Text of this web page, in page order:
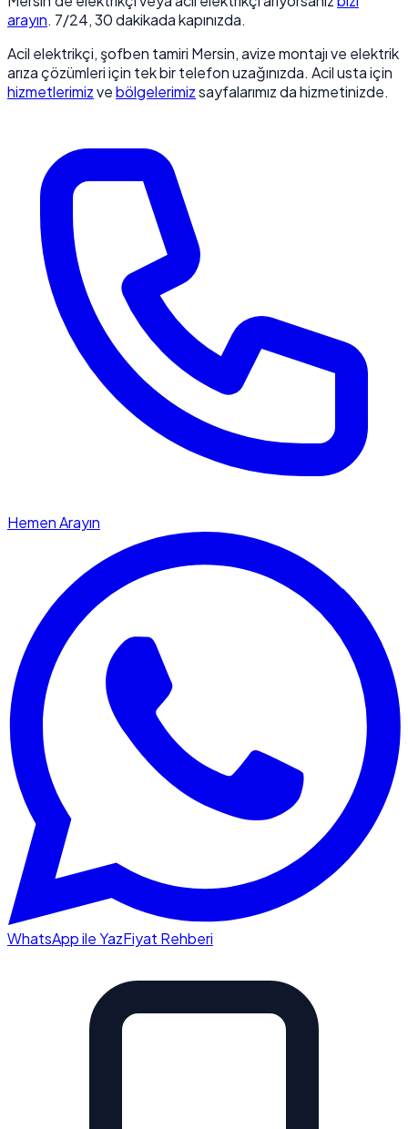
arayın. 7/24, 30 dakikada kapınızda.
Acil elektrikçi, şofben tamiri Mersin, avize montajı ve elektrik
arıza çözümleri için tek bir telefon uzağınızda. Acil usta için
hizmetlerimizvebölgelerimizsayfalarımız da hizmetinizde.
Hemen Arayın
WhatsApp ile YazFiyat Rehberi